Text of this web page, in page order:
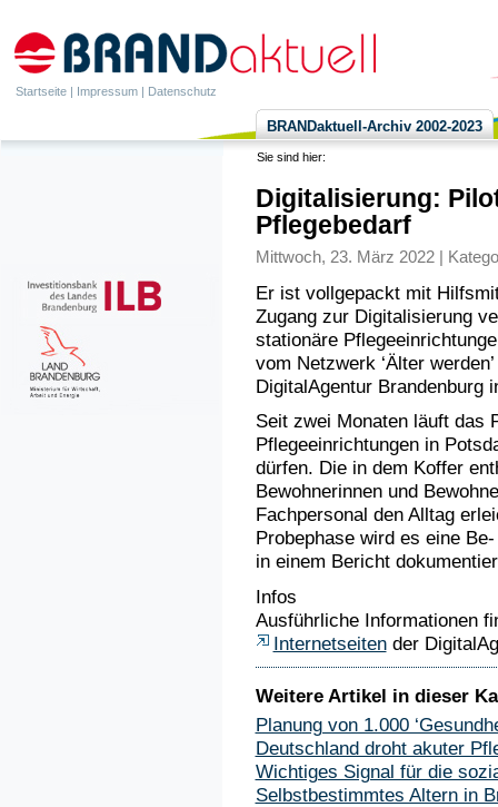
Startseite | Impressum | Datenschutz
BRANDaktuell-Archiv 2002-2023
Sie sind hier:
Digitalisierung:
Pflegebedarf
Mittwoch, 23. März 2022 |
Er ist vollgepackt mit
Zugang zur Digitalisierung
stationäre
vom Netzwerk ‘Älter
DigitalAgentur Brandenburg
Seit zwei Monaten läuft das
Pflegeeinrichtungen in
dürfen. Die in dem Koffer
Bewohnerinnen und
Fachpersonal den Alltag
Probephase wird es eine
in einem Bericht
Infos
Ausführliche Informationen
Internetseitender
Weitere Artikel in dieser
Planung von 1.000
Deutschland droht akuter
Wichtiges Signal für die
Selbstbestimmtes Altern in